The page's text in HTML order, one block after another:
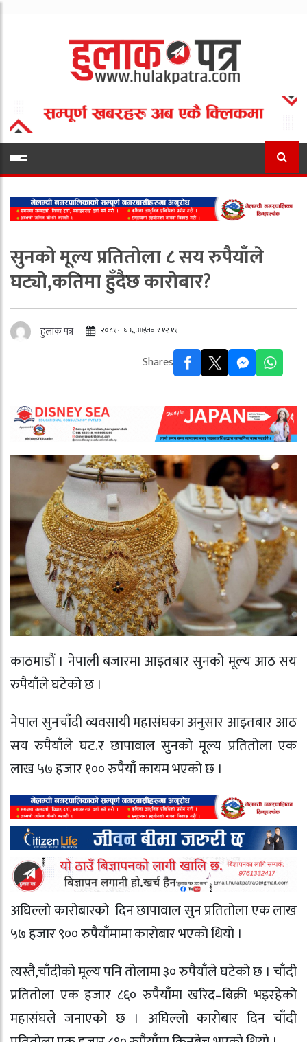
सुनको मूल्य प्रतितोला ८ सय रुपैयाँले
घट्यो,कतिमा हुँदैछ कारोबार?
हुलाक पत्र २०८१ माघ ६, आईतवार १२:११
Shares
काठमाडौं । नेपाली बजारमा आइतबार सुनको मूल्य आठ सय
रुपैयाँले घटेको छ ।
नेपाल सुनचाँदी व्यवसायी महासंघका अनुसार आइतबार आठ
सय रुपैयाँले घट.र छापावाल सुनको मूल्य प्रतितोला एक
लाख ५७ हजार १०० रुपैयाँ कायम भएको छ ।
अघिल्लो कारोबारको दिन छापावाल सुन प्रतितोला एक लाख
५७ हजार ९०० रुपैयाँमामा कारोबार भएको थियो ।
त्यस्तै,चाँदीको मूल्य पनि तोलामा ३० रुपैयाँले घटेको छ । चाँदी
प्रतितोला एक हजार ८६० रुपैयाँमा खरिद–बिक्री भइरहेको
महासंघले जनाएको छ । अघिल्लो कारोबार दिन चाँदी